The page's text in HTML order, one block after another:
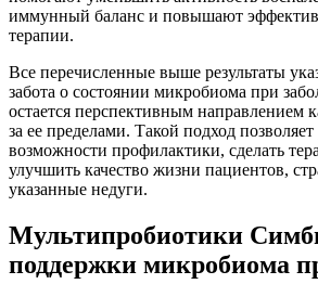
иммунный баланс и повышают
терапии.
Все перечисленные выше результаты
забота о состоянии микробиома при
остается перспективным направлением
за ее пределами. Такой подход
возможности профилактики, сделать
улучшить качество жизни пациентов,
указанные недуги.
Мультипробиотики
поддержки микробиома